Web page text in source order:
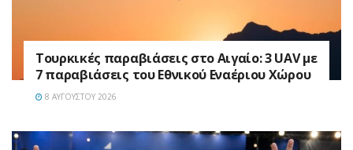
Τουρκικές παραβιάσεις στο Αιγαίο: 3 UAV με
7 παραβιάσεις του Εθνικού Εναέριου Χώρου
8 ΑΥΓΟΎΣΤΟΥ 2026